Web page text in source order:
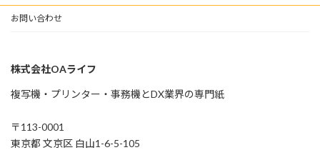
お問い合わせ
株式会社OAライフ
複写機・プリンター・事務機とDX業界の専門紙
〒113-0001
東京都 文京区 白山1-6-5-105